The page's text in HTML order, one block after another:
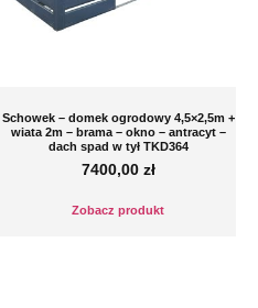
Schowek – domek ogrodowy 4,5×2,5m +
wiata 2m – brama – okno – antracyt –
dach spad w tył TKD364
7400,00 zł
Zobacz produkt